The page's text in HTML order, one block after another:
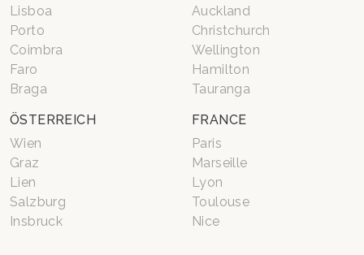
Lisboa
Porto
Coimbra
Faro
Braga
Auckland
Christchurch
Wellington
Hamilton
Tauranga
ÖSTERREICH
Wien
Graz
Lien
Salzburg
Insbruck
FRANCE
Paris
Marseille
Lyon
Toulouse
Nice